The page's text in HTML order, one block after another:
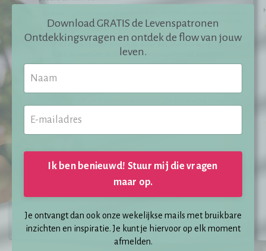
Download GRATIS de Levenspatronen
Ontdekkingsvragen en ontdek de flow van jouw
leven.
Ik ben benieuwd! Stuur mij die vragen
maar op.
Je ontvangt dan ook onze wekelijkse mails met bruikbare
inzichten en inspiratie. Je kunt je hiervoor op elk moment
afmelden.